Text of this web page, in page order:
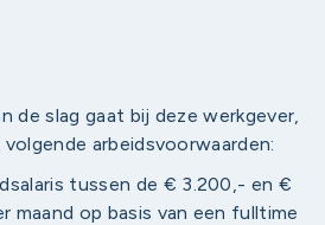
de slag gaat bij deze werkgever,
arbeidsvoorwaarden:
tussen de € 3.200,- en €
maand op basis van een fulltime